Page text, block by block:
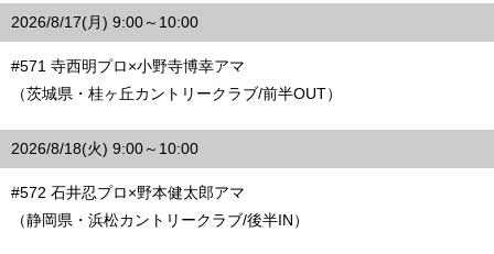
2026/8/17(月) 9:00～10:00
#571 寺西明プロ×小野寺博幸アマ
（茨城県・桂ヶ丘カントリークラブ/前半OUT）
2026/8/18(火) 9:00～10:00
#572 石井忍プロ×野本健太郎アマ
（静岡県・浜松カントリークラブ/後半IN）